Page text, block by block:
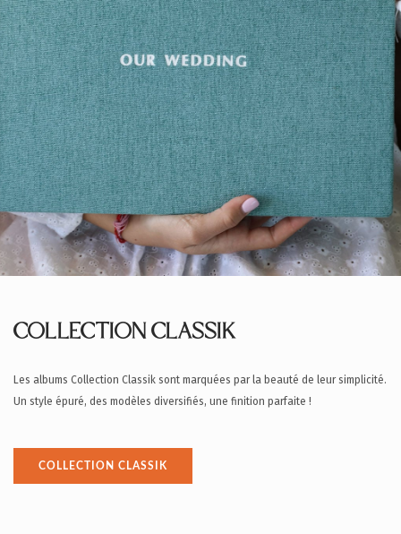
COLLECTION CLASSIK
Les albums Collection Classik sont marquées par la beauté de leur simplicité.
Un style épuré, des modèles diversifiés, une finition parfaite !
COLLECTION CLASSIK